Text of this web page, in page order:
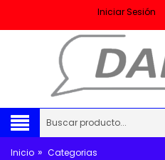
Iniciar Sesión
Inicio » Categorias